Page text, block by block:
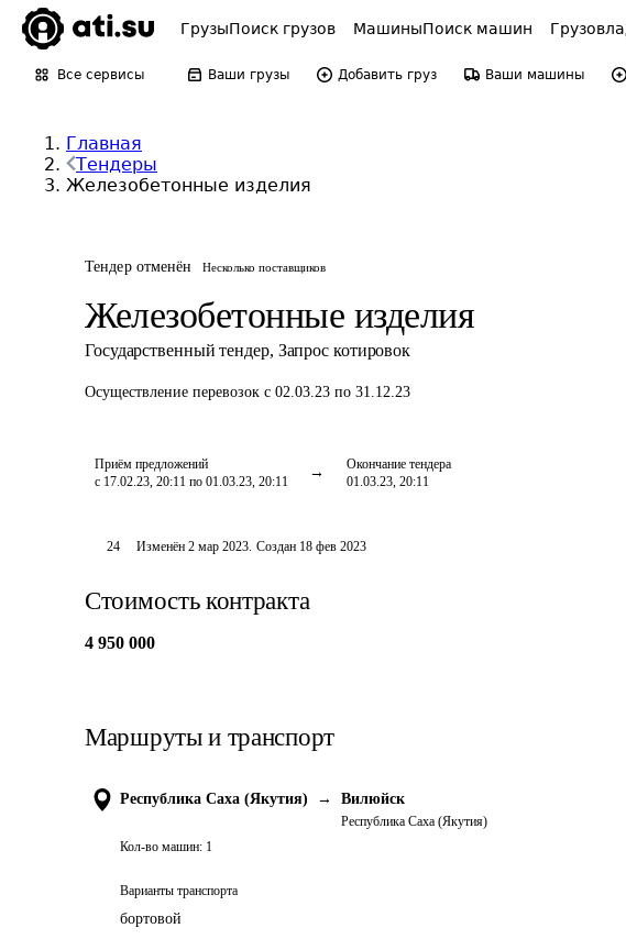
ГрузыПоиск грузов МашиныПоиск машин
Все сервисы Ваши грузы Добавить груз Ваши машины
Главная
Тендеры
Железобетонные изделия
Тендер отменён Несколько поставщиков
Железобетонные изделия
Государственный тендер, Запрос котировок
Осуществление перевозок с 02.03.23 по 31.12.23
Приём предложений
с 17.02.23, 20:11 по 01.03.23, 20:11
Окончание тендера
01.03.23, 20:11
24 Изменён2 мар 2023. Создан 18 фев 2023
Стоимость контракта
4 950 000
Маршруты и транспорт
Республика Саха (Якутия) → Вилюйск
Республика Саха (Якутия)
Кол-во машин: 1
Варианты транспорта
бортовой